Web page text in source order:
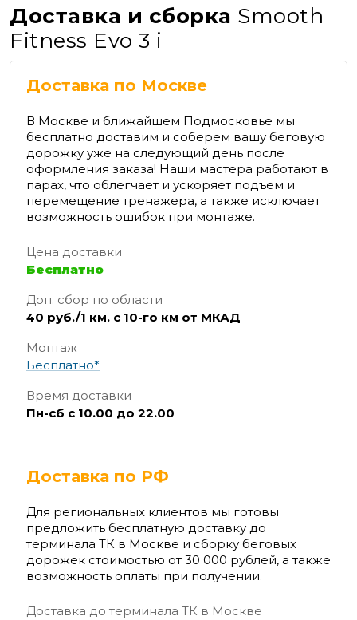
Доставка и сборка Smooth
Fitness Evo 3 i
Доставка по Москве
В Москве и ближайшем Подмосковье мы
бесплатно доставим и соберем вашу беговую
дорожку уже на следующий день после
оформления заказа! Наши мастера работают в
парах, что облегчает и ускоряет подъем и
перемещение тренажера, а также исключает
возможность ошибок при монтаже.
Цена доставки
Бесплатно
Доп. сбор по области
40 руб./1 км. с 10-го км от МКАД
Монтаж
Бесплатно*
Время доставки
Пн-сб с 10.00 до 22.00
Доставка по РФ
Для региональных клиентов мы готовы
предложить бесплатную доставку до
терминала ТК в Москве и сборку беговых
дорожек стоимостью от 30 000 рублей, а также
возможность оплаты при получении.
Доставка до терминала ТК в Москве